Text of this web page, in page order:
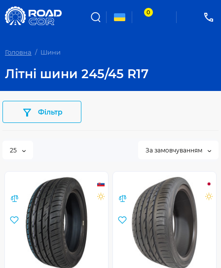
0
Головна Шини
Літні шини 245/45 R17
Фільтр
25 За замовчуванням